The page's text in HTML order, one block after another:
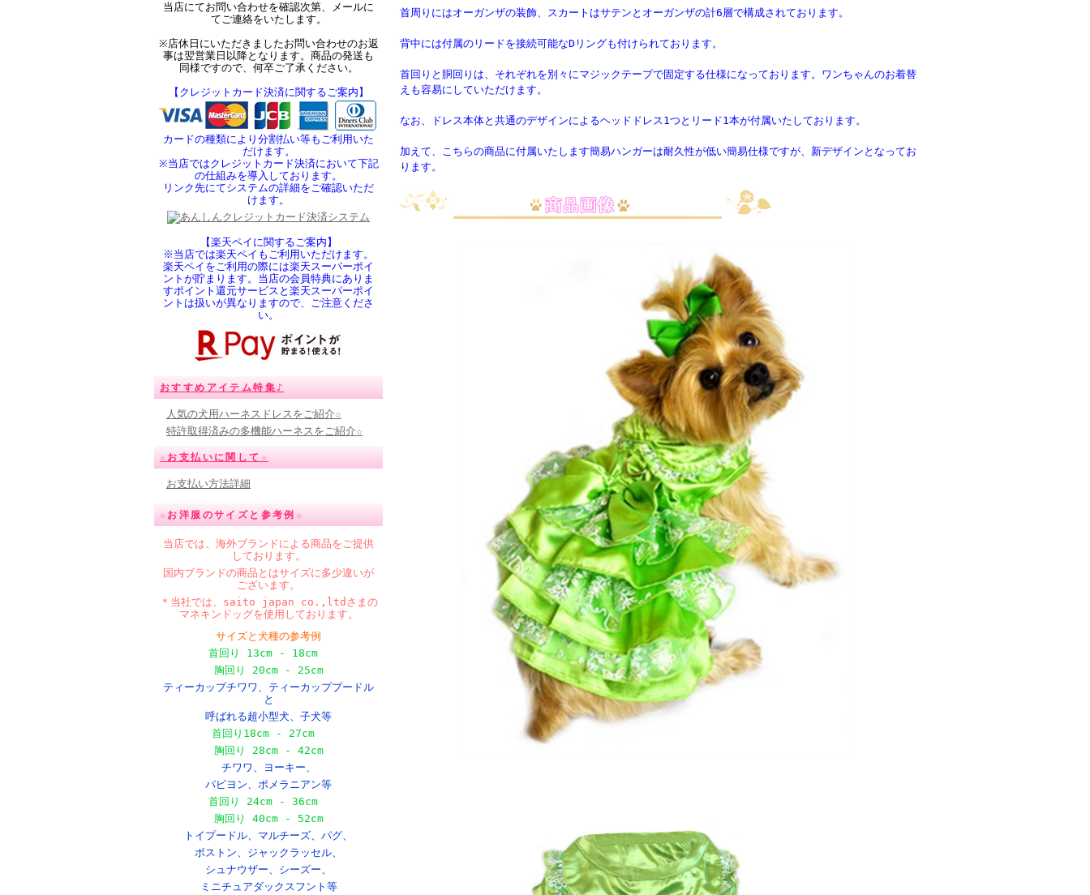
当店にてお問い合わせを確認次第、メールに
てご連絡をいたします。
※店休日にいただきましたお問い合わせのお返
事は翌営業日以降となります。商品の発送も
同様ですので、何卒ご了承ください。
【クレジットカード決済に関するご案内】
カードの種類により分割払い等もご利用いた
だけます。
※当店ではクレジットカード決済において下記
の仕組みを導入しております。
リンク先にてシステムの詳細をご確認いただ
けます。
【楽天ペイに関するご案内】
※当店では楽天ペイもご利用いただけます。
楽天ペイをご利用の際には楽天スーパーポイ
ントが貯まります。当店の会員特典にありま
すポイント還元サービスと楽天スーパーポイ
ントは扱いが異なりますので、ご注意くださ
い。
おすすめアイテム特集♪
人気の犬用ハーネスドレスをご紹介☆
特許取得済みの多機能ハーネスをご紹介☆
☆お支払いに関して☆
お支払い方法詳細
☆お洋服のサイズと参考例☆
当店では、海外ブランドによる商品をご提供
しております。
国内ブランドの商品とはサイズに多少違いが
ございます。
＊当社では、saito japan co.,ltdさまの
マネキンドッグを使用しております。
サイズと犬種の参考例
首回り 13cm - 18cm
胸回り 20cm - 25cm
ティーカップチワワ、ティーカッププードル
と
呼ばれる超小型犬、 子犬等
首回り18cm - 27cm
胸回り 28cm - 42cm
チワワ、ヨーキー、
パピヨン、ポメラニアン等
首回り 24cm - 36cm
胸回り 40cm - 52cm
トイプードル、マルチーズ、パグ、
ボストン、 ジャックラッセル、
シュナウザー、シーズー、
ミニチュアダックスフント等
首周りにはオーガンザの装飾、スカートはサテンとオーガンザの計6層で構成されております。
背中には付属のリードを接続可能なDリングも付けられております。
首回りと胴回りは、それぞれを別々にマジックテープで固定する仕様になっております。ワンちゃんのお着替
えも容易にしていただけます。
なお、ドレス本体と共通のデザインによるヘッドドレス1つとリード1本が付属いたしております。
加えて、こちらの商品に付属いたします簡易ハンガーは耐久性が低い簡易仕様ですが、新デザインとなってお
ります。